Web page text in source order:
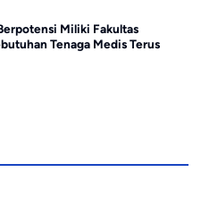
Miliki Fakultas
Tenaga Medis Terus